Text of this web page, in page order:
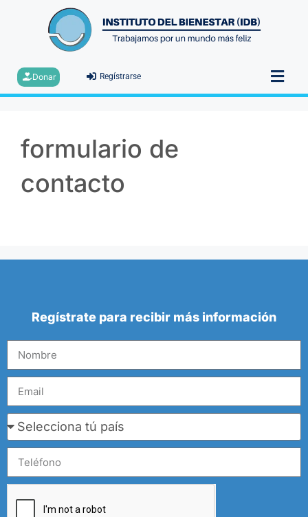
Donar Regístrarse
formulario de
contacto
Regístrate para recibir más información